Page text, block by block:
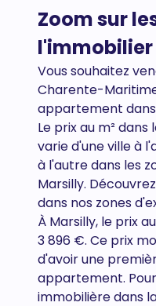
Zoom sur
l'immobilier
Vous souhaitez
Charente-
appartement
Le prix au m²
varie d'une ville à
à l'autre dans les
Marsilly.
dans nos zones
À Marsilly, le prix
3 896 €. Ce prix
d'avoir une
appartement.
immobilière dans